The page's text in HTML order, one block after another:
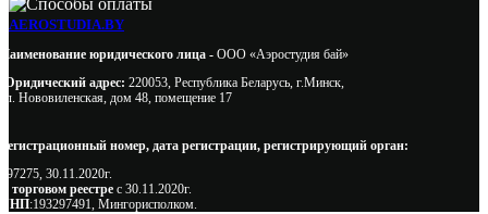
AEROSTUDIA.BY
Наименование юридического лица - ООО «Аэростудия бай»
Юридический адрес: 220053, Республика Беларусь, г.Минск,
ул. Нововиленская, дом 48, помещение 17
Регистрационный номер, дата регистрации, регистрирующий орган:
497275, 30.11.2020г.
В торговом реестре с 30.11.2020г.
УНП:193297491, Мингорисполком.